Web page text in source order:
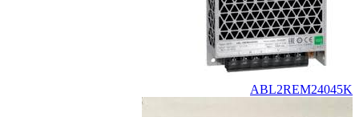
ABL2REM24045K